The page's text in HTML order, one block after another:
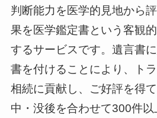
判断能⼒を医学的⾒地から
果を医学鑑定書という客観
するサービスです。遺言書
書を付けることにより、ト
相続に貢献し、ご好評を得
中・没後を合わせて300件